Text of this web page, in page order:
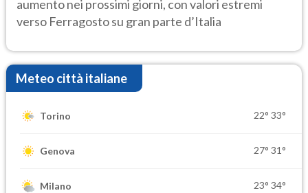
aumento nei prossimi giorni, con valori estremi
verso Ferragosto su gran parte d’Italia
Meteo città italiane
Torino 22° 33°
Genova 27° 31°
Milano 23° 34°